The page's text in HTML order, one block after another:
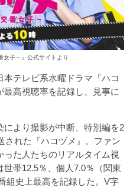
女子～』公式サイトより
テレビ系水曜ドラマ『ハコ
高視聴率を記録し、見事に
より撮影が中断、特別編を2
された『ハコヅメ』。ファン
た人たちのリアルタイム視
帯12.5％、個人7.0％（関東
組史上最高を記録した。V字